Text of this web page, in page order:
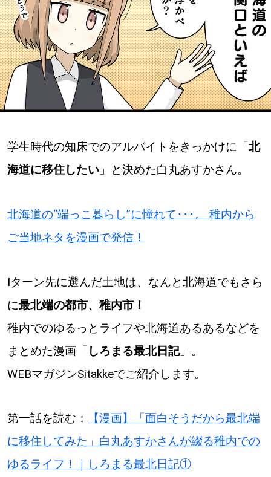
SitakkeTV
LOCAL ローカルエリア
all
道北
道東
Sitakke編集部あい
【いろんな価値観や生き方に触れたい】
Sitakke編集部 IKU 【まったり楽しみたい】
【札幌のお気に入りを見つけたい】
【道央のお気に入りを見つけたい】
学生時代の知床でのアルバイトをきっかけに「北
海道に移住したい」と決めた白丸あすかさん。
北海道の“端っこ暮らし”に憧れて･･･。 稚内から
ご当地ネタを漫画で発信！
Iターン先に選んだ土地は、なんと北海道でもさら
に最北端の都市、稚内市！
稚内でのゆるっとライフや北海道あるあるなどを
まとめた漫画「 しろまる最北日記」。
WEBマガジンSitakkeでご紹介します。
第一話を読む：
【漫画】「面白そうだから最北端
に移住してみた」白丸あすかさんが綴る稚内での
ゆるライフ！｜しろまる最北日記①